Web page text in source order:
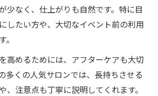
少なく、仕上がりも自然です。特に目
したい方や、大切なイベント前の利用
高めるためには、アフターケアも大切
多くの人気サロンでは、長持ちさせる
、注意点も丁寧に説明してくれます。